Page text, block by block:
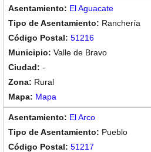
El Aguacate
Ranchería
51216
Valle de Bravo
-
Rural
Mapa
El Arco
Pueblo
51217